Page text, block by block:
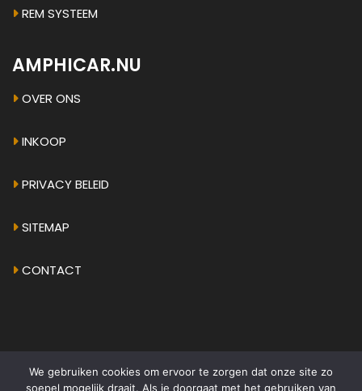
REM SYSTEEM
AMPHICAR.NU
OVER ONS
INKOOP
PRIVACY BELEID
SITEMAP
CONTACT
© 2026 - AMPHICAR.EU• ALGEMENE VOORWAARDEN
We gebruiken cookies om ervoor te zorgen dat onze site zo
soepel mogelijk draait. Als je doorgaat met het gebruiken van